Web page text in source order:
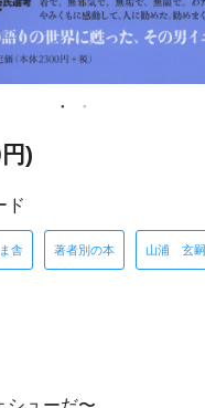
)
ド
舎 著者別の本 山浦 玄嗣